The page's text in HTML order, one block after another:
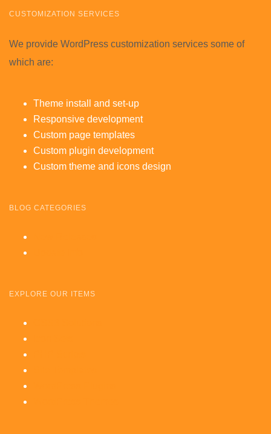
CUSTOMIZATION SERVICES
We provide WordPress customization services some of
which are:
Theme install and set-up
Responsive development
Custom page templates
Custom plugin development
Custom theme and icons design
BLOG CATEGORIES
EXPLORE OUR ITEMS